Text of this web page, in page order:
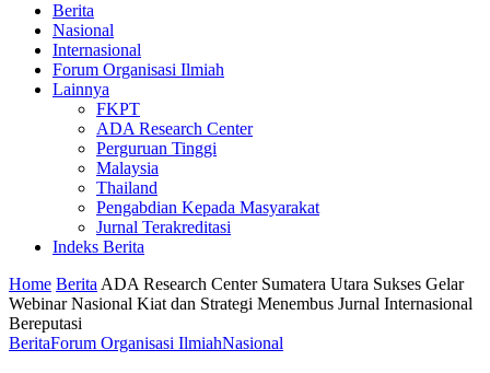
Berita
Nasional
Internasional
Forum Organisasi Ilmiah
Lainnya
FKPT
ADA Research Center
Perguruan Tinggi
Malaysia
Thailand
Pengabdian Kepada Masyarakat
Jurnal Terakreditasi
Indeks Berita
Home Berita ADA Research Center Sumatera Utara Sukses Gelar
Webinar Nasional Kiat dan Strategi Menembus Jurnal Internasional
Bereputasi
BeritaForum Organisasi IlmiahNasional